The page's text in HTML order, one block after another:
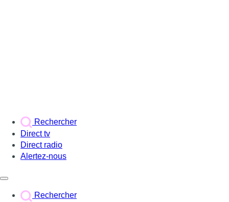
Rechercher
Direct tv
Direct radio
Alertez-nous
Rechercher